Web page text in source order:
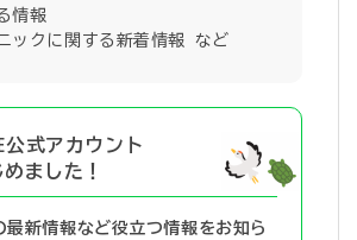
情報
ックに関する新着情報 など
公式アカウント
ました！
最新情報など役立つ情報をお知ら